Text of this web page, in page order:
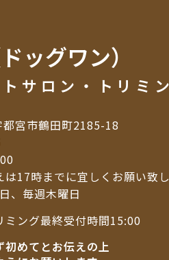
ッグワン）
サロン・トリミ
宮市鶴田町2185-18
は17時までに宜しくお願い致し
、毎週木曜日
ング最終受付時間15:00
めてとお伝えの上